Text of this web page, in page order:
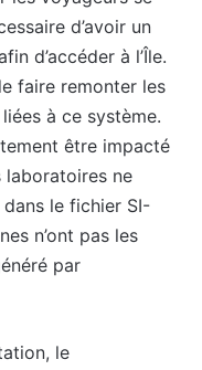
d’avoir un
d’accéder à l’Île.
faire remonter les
à ce système.
être impacté
laboratoires ne
le fichier SI-
n’ont pas les
par
le